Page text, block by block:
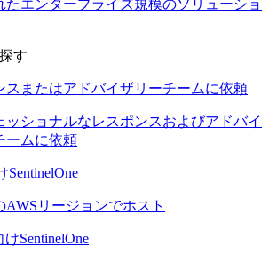
たエンタープライズ規模のソリューショ
す
スまたはアドバイザリーチームに依頼
ッショナルなレスポンスおよびアドバイ
ームに依頼
SentinelOne
AWSリージョンでホスト
けSentinelOne